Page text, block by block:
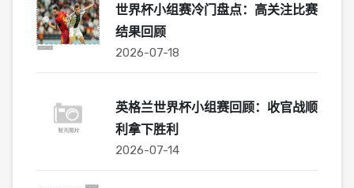
世界杯小组赛冷门盘点：高关注比赛
结果回顾
2026-07-18
英格兰世界杯小组赛回顾：收官战顺
利拿下胜利
2026-07-14